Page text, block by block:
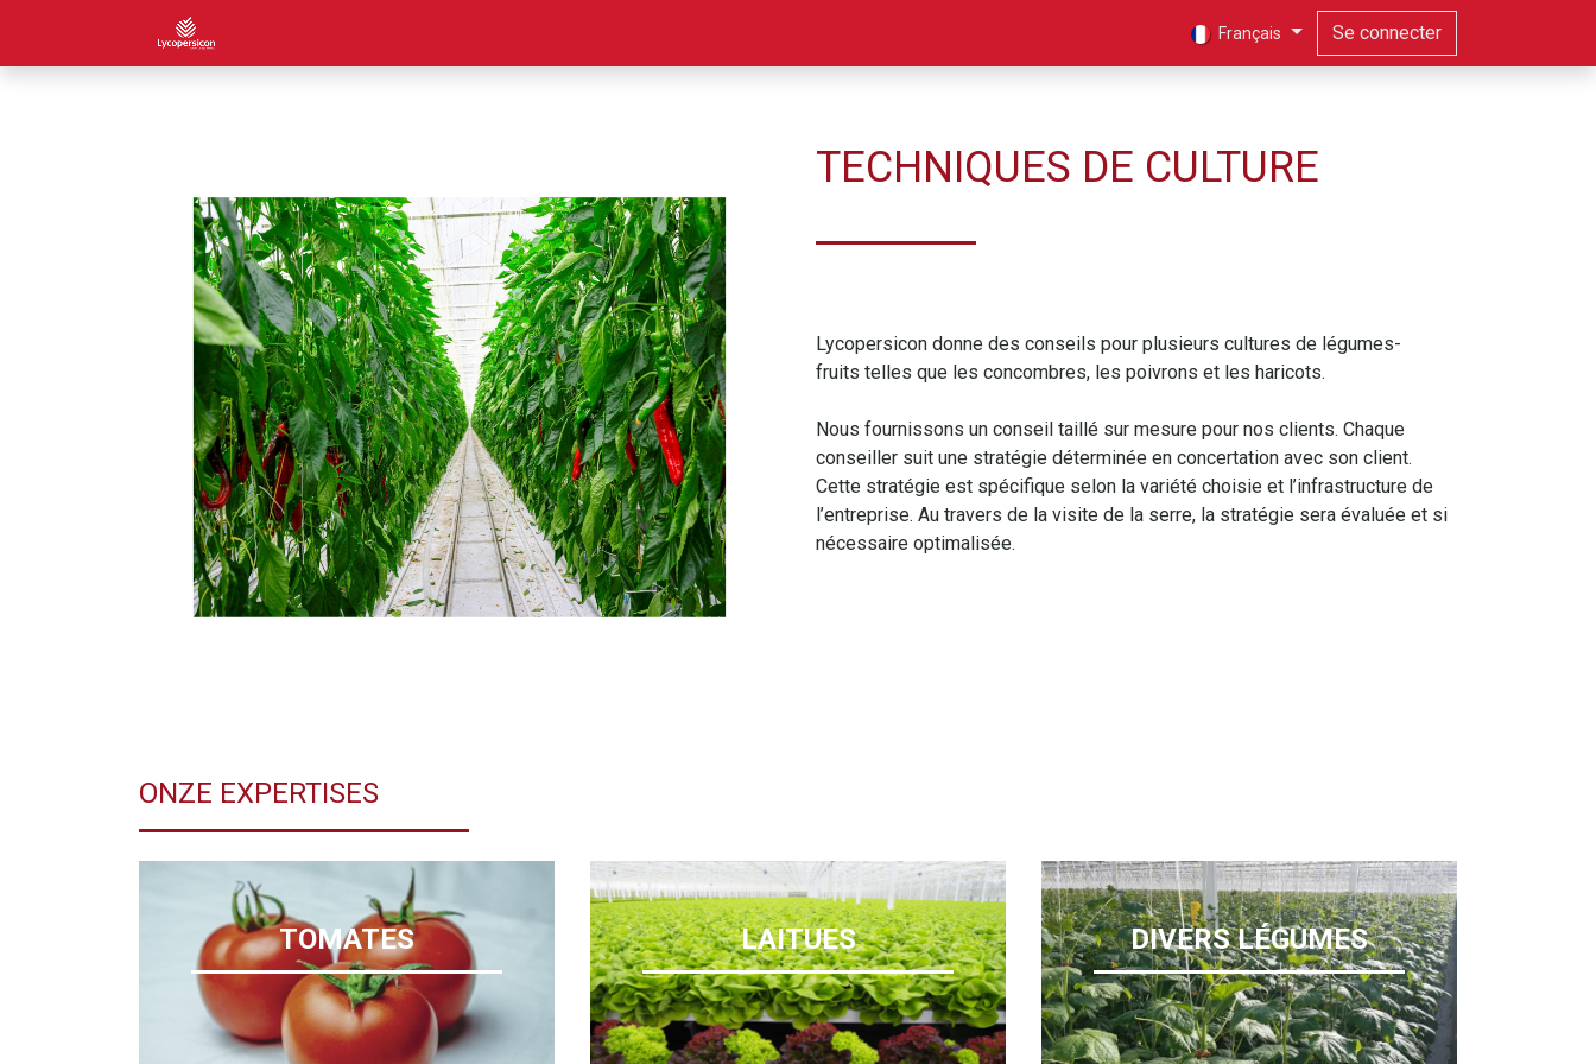
Français Se connecter
TECHNIQUES DE CULTURE
Lycopersicon donne des conseils pour plusieurs cultures de légumes-
fruits telles que les concombres, les poivrons et les haricots.
Nous fournissons un conseil taillé sur mesure pour nos clients. Chaque
conseiller suit une stratégie déterminée en concertation avec son client.
Cette stratégie est spécifique selon la variété choisie et l’infrastructure de
l’entreprise. Au travers de la visite de la serre, la stratégie sera évaluée et si
nécessaire optimalisée.
ONZE EXPERTISES
TOMATES LAITUES DIVERS LÉGUMES